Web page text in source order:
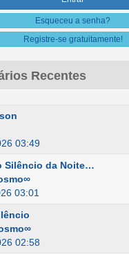
Esqueceu a senha?
Registre-se gratuitamente!
Recentes
03:49
Silêncio da Noite…
03:01
02:58